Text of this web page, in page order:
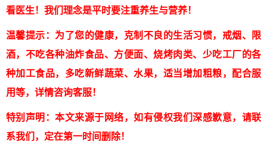
看医生！我们理念是平时要注重养生与营养！
温馨提示：为了您的健康，克制不良的生活习惯，戒烟、限
酒，不吃各种油炸食品、方便面、烧烤肉类、少吃工厂的各
种加工食品，多吃新鲜蔬菜、水果，适当增加粗粮，配合服
用等，详情咨询客服！
特别声明：本文来源于网络，如有侵权我们深感歉意，请联
系我们，定在第一时间删除！